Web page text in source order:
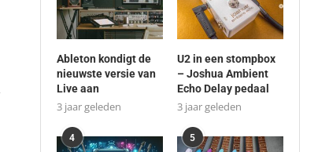
Ableton kondigt de
nieuwste versie van
Live aan
3 jaar geleden
U2 in een stompbox
– Joshua Ambient
Echo Delay pedaal
3 jaar geleden
4 5